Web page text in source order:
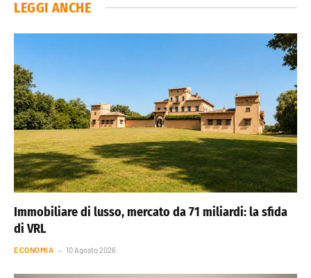
LEGGI ANCHE
Immobiliare di lusso, mercato da 71 miliardi: la sfida
di VRL
ECONOMIA 10 Agosto 2026